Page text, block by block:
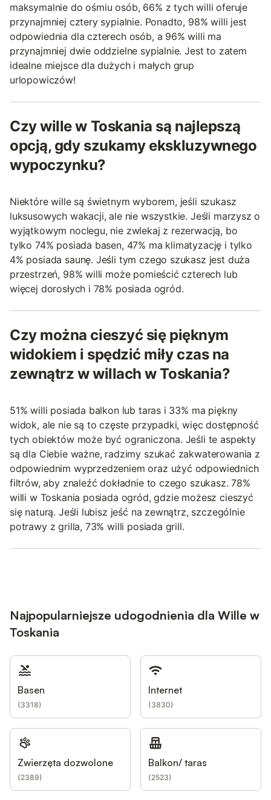
maksymalnie do ośmiu osób, 66% z tych willi oferuje
przynajmniej cztery sypialnie. Ponadto, 98% willi jest
odpowiednia dla czterech osób, a 96% willi ma
przynajmniej dwie oddzielne sypialnie. Jest to zatem
idealne miejsce dla dużych i małych grup
urlopowiczów!
Czy wille w Toskania są najlepszą
opcją, gdy szukamy ekskluzywnego
wypoczynku?
Niektóre wille są świetnym wyborem, jeśli szukasz
luksusowych wakacji, ale nie wszystkie. Jeśli marzysz o
wyjątkowym noclegu, nie zwlekaj z rezerwacją, bo
tylko 74% posiada basen, 47% ma klimatyzację i tylko
4% posiada saunę. Jeśli tym czego szukasz jest duża
przestrzeń, 98% willi może pomieścić czterech lub
więcej dorosłych i 78% posiada ogród.
Czy można cieszyć się pięknym
widokiem i spędzić miły czas na
zewnątrz w willach w Toskania?
51% willi posiada balkon lub taras i 33% ma piękny
widok, ale nie są to częste przypadki, więc dostępność
tych obiektów może być ograniczona. Jeśli te aspekty
są dla Ciebie ważne, radzimy szukać zakwaterowania z
odpowiednim wyprzedzeniem oraz użyć odpowiednich
filtrów, aby znaleźć dokładnie to czego szukasz. 78%
willi w Toskania posiada ogród, gdzie możesz cieszyć
się naturą. Jeśli lubisz jeść na zewnątrz, szczególnie
potrawy z grilla, 73% willi posiada grill.
Najpopularniejsze udogodnienia dla Wille w
Toskania
Basen
(3318)
Internet
(3830)
Zwierzęta dozwolone
(2389)
Balkon/ taras
(2523)